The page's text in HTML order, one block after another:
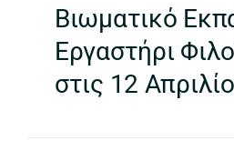
Βιωματικό
Εργαστήρι
στις 12